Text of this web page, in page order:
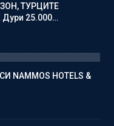
ТУРЦИТЕ
25.000…
NAMMOS HOTELS &